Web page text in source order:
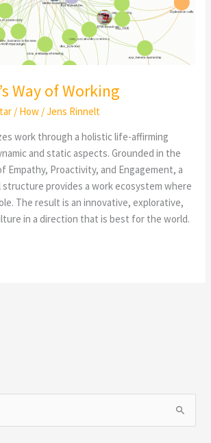
Way of Working
/ How /Jens Rinnelt
work through a holistic life-affirming
and static aspects. Grounded in the
Empathy, Proactivity, and Engagement, a
provides a work ecosystem where
The result is an innovative, explorative,
in a direction that is best for the world.